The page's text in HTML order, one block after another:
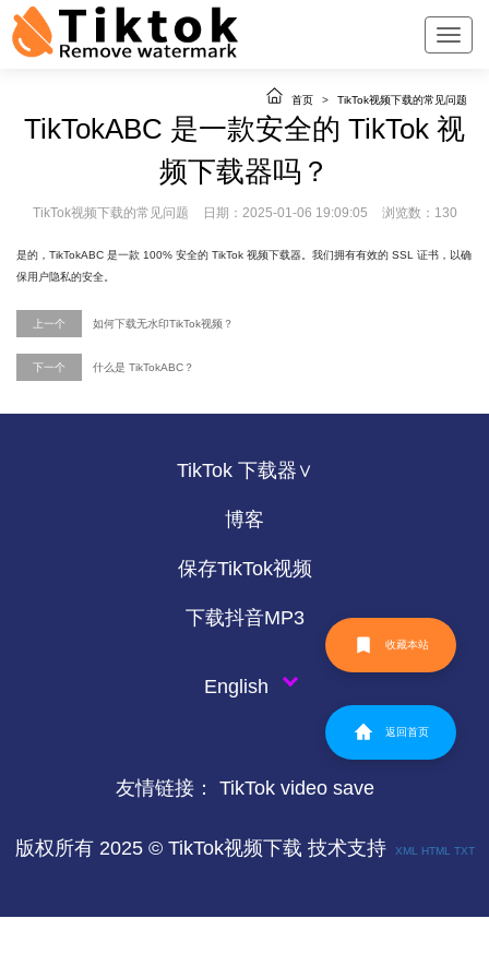
首页 > TikTok视频下载的常见问题
TikTokABC 是一款安全的 TikTok 视
频下载器吗？
TikTok视频下载的常见问题 日期：2025-01-06 19:09:05 浏览数：130
是的，TikTokABC 是一款 100% 安全的 TikTok 视频下载器。我们拥有有效的 SSL 证书，以确
保用户隐私的安全。
上一个 如何下载无水印TikTok视频？
下一个 什么是 TikTokABC？
TikTok 下载器∨
博客
保存TikTok视频
下载抖音MP3
English
友情链接： TikTok video save
版权所有 2025 © TikTok视频下载 技术支持 XML HTML TXT
收藏本站
返回首页